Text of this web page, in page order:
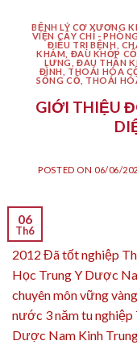
BỆNH LÝ CƠ XƯƠNG
VIỆN CẤY CHỈ -
ĐIỀU TRỊ BỆNH
KHÁM
ĐAU KHỚP CỔ
LƯNG
,ĐAU THẦN
ĐÌNH
THOÁI HÓA
SỐNG CỔ
THOÁI
GIỚI THIỆU
POSTED ON 06/06/
06
Th6
2012 Đã tốt nghiệp
Học Trung Y Dược
chuyên môn vững
nước 3 năm tu nghiệp
Dược Nam Kinh